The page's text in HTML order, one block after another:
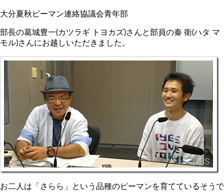
大分夏秋ピーマン連絡協議会青年部
部長の葛城豊一(カツラギ トヨカズ)さんと部員の秦 衛(ハタ マ
モル)さんにお越しいただきました。
お二人は「さらら」という品種のピーマンを育てているそうで